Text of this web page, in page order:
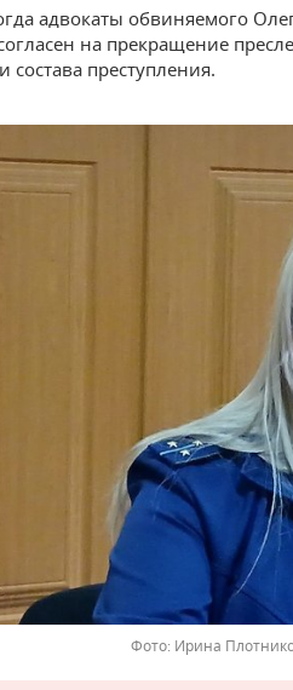
адвокаты обвиняемого
на прекращение
состава преступления.
Ирина